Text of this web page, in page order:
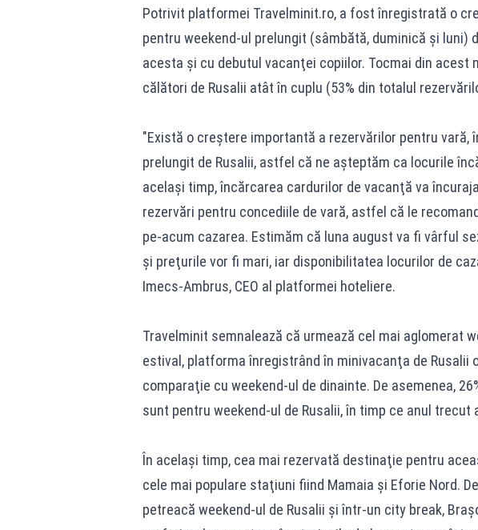
Potrivit platformei Travelminit.ro, a fost înregistrată o
pentru weekend-ul prelungit (sâmbătă, duminică şi luni)
acesta şi cu debutul vacanţei copiilor. Tocmai din acest
călători de Rusalii atât în cuplu (53% din totalul
"Există o creştere importantă a rezervărilor pentru vară,
prelungit de Rusalii, astfel că ne aşteptăm ca locurile
acelaşi timp, încărcarea cardurilor de vacanţă va
rezervări pentru concediile de vară, astfel că le
pe-acum cazarea. Estimăm că luna august va fi vârful
şi preţurile vor fi mari, iar disponibilitatea locurilor de
Imecs-Ambrus, CEO al platformei hoteliere.
Travelminit semnalează că urmează cel mai aglomerat
estival, platforma înregistrând în minivacanţa de Rusalii
comparaţie cu weekend-ul de dinainte. De asemenea,
sunt pentru weekend-ul de Rusalii, în timp ce anul trecut
În acelaşi timp, cea mai rezervată destinaţie pentru
cele mai populare staţiuni fiind Mamaia şi Eforie Nord.
petreacă weekend-ul de Rusalii şi într-un city break,